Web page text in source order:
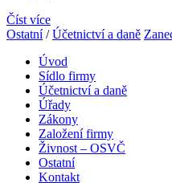
Číst více
Ostatní/Účetnictví a daně
Úvod
Sídlo firmy
Účetnictví a daně
Úřady
Zákony
Založení firmy
Živnost – OSVČ
Ostatní
Kontakt